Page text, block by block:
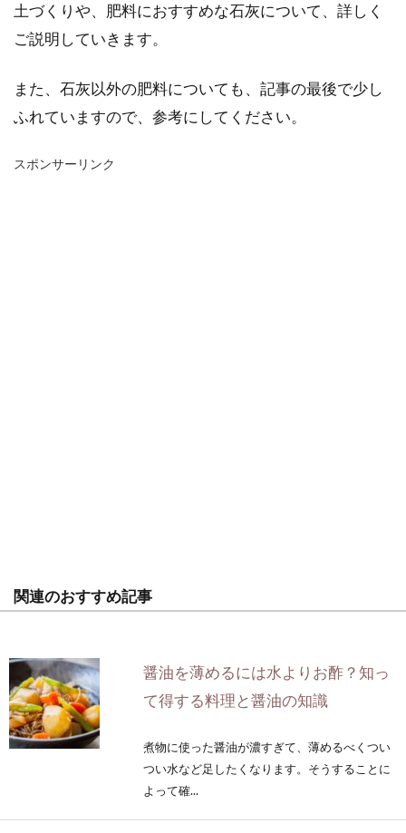
土づくりや、肥料におすすめな石灰について、詳しく
ご説明していきます。
また、石灰以外の肥料についても、記事の最後で少し
ふれていますので、参考にしてください。
スポンサーリンク
関連のおすすめ記事
醤油を薄めるには水よりお酢？知っ
て得する料理と醤油の知識
煮物に使った醤油が濃すぎて、薄めるべくつい
つい水など足したくなります。そうすることに
よって確...